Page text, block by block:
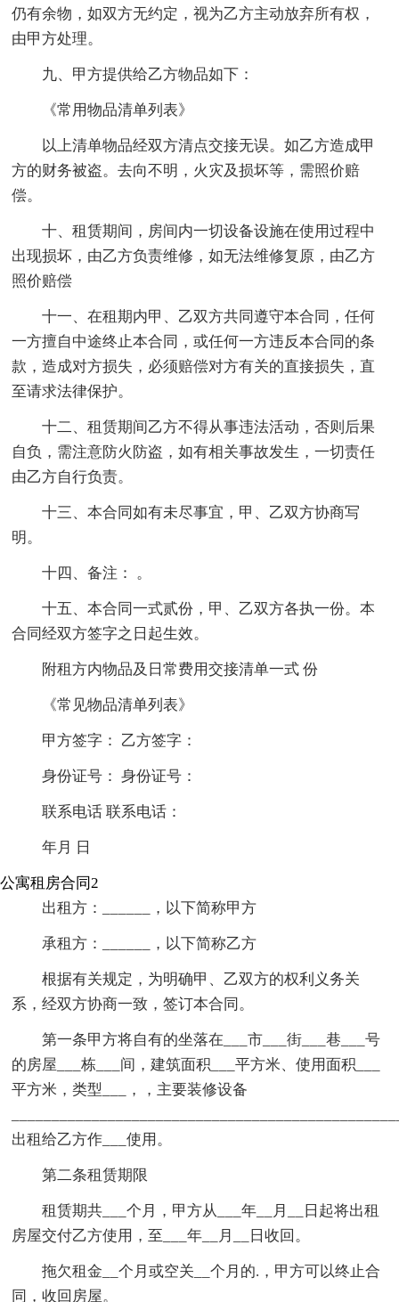
仍有余物，如双方无约定，视为乙方主动放弃所有权，
由甲方处理。
九、甲方提供给乙方物品如下：
《常用物品清单列表》
以上清单物品经双方清点交接无误。如乙方造成甲
方的财务被盗。去向不明，火灾及损坏等，需照价赔
偿。
十、租赁期间，房间内一切设备设施在使用过程中
出现损坏，由乙方负责维修，如无法维修复原，由乙方
照价赔偿
十一、在租期内甲、乙双方共同遵守本合同，任何
一方擅自中途终止本合同，或任何一方违反本合同的条
款，造成对方损失，必须赔偿对方有关的直接损失，直
至请求法律保护。
十二、租赁期间乙方不得从事违法活动，否则后果
自负，需注意防火防盗，如有相关事故发生，一切责任
由乙方自行负责。
十三、本合同如有未尽事宜，甲、乙双方协商写
明。
十四、备注： 。
十五、本合同一式贰份，甲、乙双方各执一份。本
合同经双方签字之日起生效。
附租方内物品及日常费用交接清单一式 份
《常见物品清单列表》
甲方签字： 乙方签字：
身份证号： 身份证号：
联系电话 联系电话：
年月 日
公寓租房合同2
出租方：______，以下简称甲方
承租方：______，以下简称乙方
根据有关规定，为明确甲、乙双方的权利义务关
系，经双方协商一致，签订本合同。
第一条甲方将自有的坐落在___市___街___巷___号
的房屋___栋___间，建筑面积___平方米、使用面积___
平方米，类型___，，主要装修设备
出租给乙方作___使用。
第二条租赁期限
租赁期共___个月，甲方从___年__月__日起将出租
房屋交付乙方使用，至___年__月__日收回。
拖欠租金__个月或空关__个月的.，甲方可以终止合
同，收回房屋。